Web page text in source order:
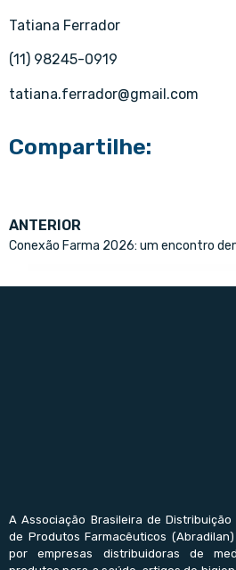
Tatiana Ferrador
(11) 98245-0919
tatiana.ferrador@gmail.com
Compartilhe:
ANTERIOR
A Associação Brasileira de Distribuição
de Produtos Farmacêuticos
por empresas distribuidoras de